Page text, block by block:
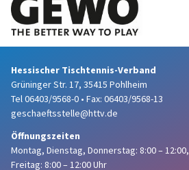
Hessischer Tischtennis-Verband
Grüninger Str. 17, 35415 Pohlheim
Tel 06403/9568-0 • Fax: 06403/9568-13
geschaeftsstelle@httv.de
Öffnungszeiten
Montag, Dienstag, Donnerstag: 8:00 – 12:00,
Freitag: 8:00 – 12:00 Uhr